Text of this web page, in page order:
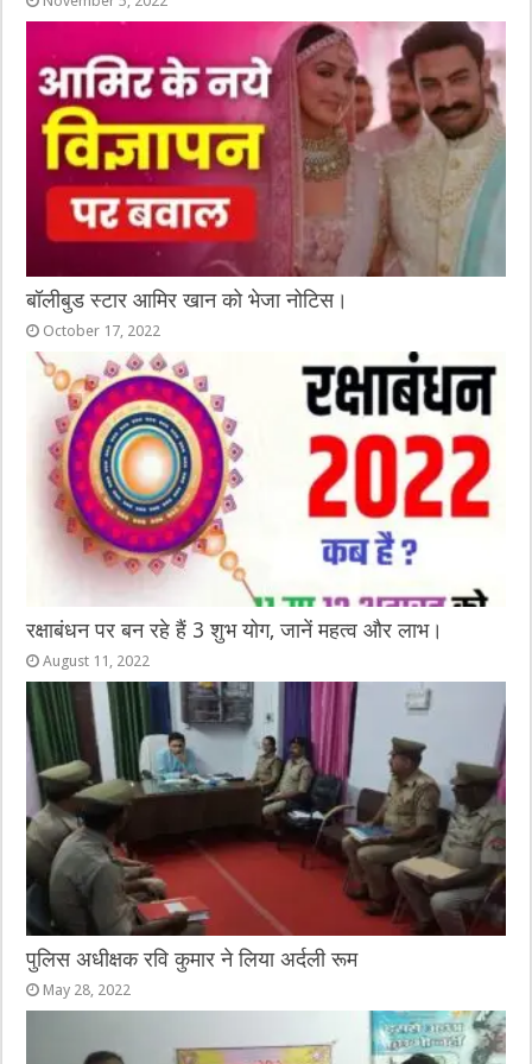
बॉलीबुड स्टार आमिर खान को भेजा नोटिस।
October 17, 2022
रक्षाबंधन पर बन रहे हैं 3 शुभ योग, जानें महत्व और लाभ।
August 11, 2022
पुलिस अधीक्षक रवि कुमार ने लिया अर्दली रूम
May 28, 2022